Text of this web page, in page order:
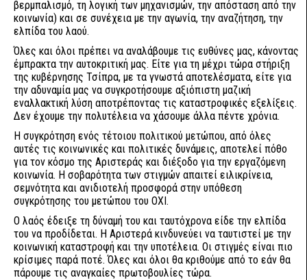
βερμπαλισμό, τη λογική των μηχανισμών, την απόσταση από την
κοινωνία) και σε συνέχεια με την αγωνία, την αναζήτηση, την
ελπίδα του λαού.
Όλες και όλοι πρέπει να αναλάβουμε τις ευθύνες μας, κάνοντας
έμπρακτα την αυτοκριτική μας. Είτε για τη μέχρι τώρα στήριξη
της κυβέρνησης Τσίπρα, με τα γνωστά αποτελέσματα, είτε για
την αδυναμία μας να συγκροτήσουμε αξιόπιστη μαζική
εναλλακτική λύση αποτρέποντας τις καταστροφικές εξελίξεις.
Δεν έχουμε την πολυτέλεια να χάσουμε άλλα πέντε χρόνια.
Η συγκρότηση ενός τέτοιου πολιτικού μετώπου, από όλες
αυτές τις κοινωνικές και πολιτικές δυνάμεις, αποτελεί πόθο
για τον κόσμο της Αριστεράς και διέξοδο για την εργαζόμενη
κοινωνία. Η σοβαρότητα των στιγμών απαιτεί ειλικρίνεια,
σεμνότητα και ανιδιοτελή προσφορά στην υπόθεση
συγκρότησης του μετώπου του ΟΧΙ.
Ο λαός έδειξε τη δύναμή του και ταυτόχρονα είδε την ελπίδα
του να προδίδεται. Η Αριστερά κινδυνεύει να ταυτιστεί με την
κοινωνική καταστροφή και την υποτέλεια. Οι στιγμές είναι πιο
κρίσιμες παρά ποτέ. Όλες και όλοι θα κριθούμε από το εάν θα
πάρουμε τις αναγκαίες πρωτοβουλίες τώρα.